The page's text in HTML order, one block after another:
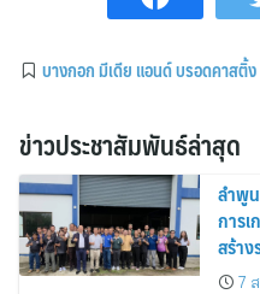
บางกอก มีเดีย แอนด์ บรอดคาสติ้ง
ข่าวประชาสัมพันธ์ล่าสุด
ลำพู
การ
สร้า
7